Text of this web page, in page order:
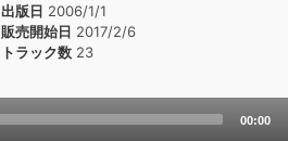
出版日 2006/1/1
販売開始日 2017/2/6
トラック数 23
00:00